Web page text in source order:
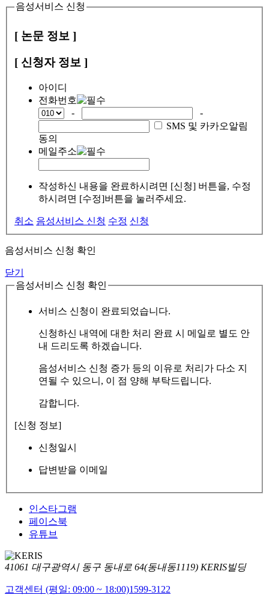
음성서비스 신청
[ 논문 정보 ]
[ 신청자 정보 ]
아이디
전화번호
-
-
SMS 및 카카오알림
동의
메일주소
작성하신 내용을 완료하시려면 [신청] 버튼을, 수정
하시려면 [수정]버튼을 눌러주세요.
취소 음성서비스 신청 수정 신청
음성서비스 신청 확인
닫기
음성서비스 신청 확인
서비스 신청이 완료되었습니다.
신청하신 내역에 대한 처리 완료 시 메일로 별도 안
내 드리도록 하겠습니다.
음성서비스 신청 증가 등의 이유로 처리가 다소 지
연될 수 있으니, 이 점 양해 부탁드립니다.
감합니다.
[신청 정보]
신청일시
답변받을 이메일
인스타그램
페이스북
유튜브
41061 대구광역시 동구 동내로 64(동내동1119) KERIS빌딩
고객센터 (평일: 09:00 ~ 18:00)1599-3122